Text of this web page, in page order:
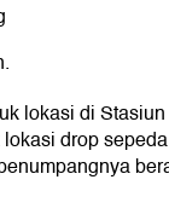
lokasi di
drop